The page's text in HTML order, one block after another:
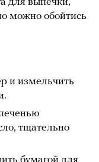
можно обойтись
и измельчить
тщательно